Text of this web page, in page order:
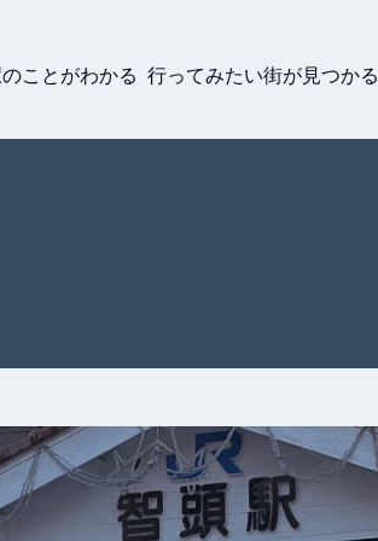
ことがわかる 行ってみたい街が見つかる